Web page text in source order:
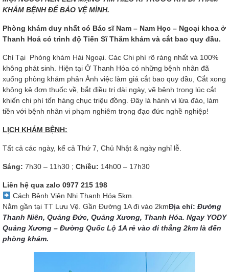
KHÁM BỆNH ĐỂ BẢO VỆ MÌNH.
Phòng khám duy nhất có Bác sĩ Nam – Nam Học – Ngoại khoa ở
Thanh Hoá có trình độ Tiến Sĩ Thăm khám và cắt bao quy đầu.
Chỉ Tại Phòng khám Hải Ngoại. Các Chi phí rõ ràng nhất và 100%
không phát sinh. Hiện tại Ở Thanh Hóa có những bệnh nhân đã
xuống phòng khám phản Ánh việc làm giá cắt bao quy đầu, Cắt xong
không kê đơn thuốc về, bắt điều trị dài ngày, vẽ bệnh trong lúc cắt
khiến chi phí tốn hàng chục triệu đồng. Đây là hành vi lừa đảo, làm
tiền với bệnh nhân vi phạm nghiêm trọng đạo đức nghề nghiệp!
LỊCH KHÁM BỆNH:
Tất cả các ngày, kể cả Thứ 7, Chủ Nhật & ngày nghỉ lễ.
Sáng: 7h30 – 11h30 ; Chiều: 14h00 – 17h30
Liên hệ qua zalo 0977 215 198
Cách Bệnh Viện Nhi Thanh Hóa 5km.
Nằm gần tại TT Lưu Vệ. Gần Đường 1A đi vào 2kmĐịa chỉ: Đường
Thanh Niên, Quảng Đức, Quảng Xương, Thanh Hóa. Ngay YODY
Quảng Xương – Đường Quốc Lộ 1A rẻ vào đi thẳng 2km là đến
phòng khám.